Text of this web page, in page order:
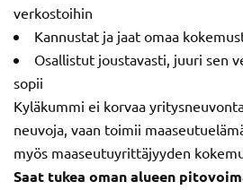
verkostoihin
Kannustat ja jaat omaa
Osallistut joustavasti, juuri sen
sopii
Kyläkummi ei korvaa
neuvoja, vaan toimii
myös maaseutuyrittäjyyden
Saat tukea oman alueen